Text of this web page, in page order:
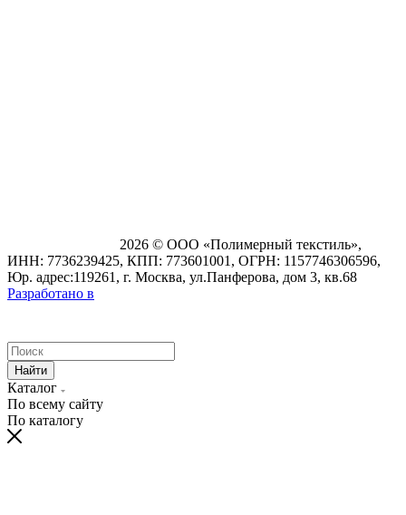
2026 © ООО «Полимерный текстиль»,
ИНН: 7736239425, КПП: 773601001, ОГРН: 1157746306596,
Юр. адрес:119261, г. Москва, ул.Панферова, дом 3, кв.68
Разработано в
Найти
Каталог
По всему сайту
По каталогу